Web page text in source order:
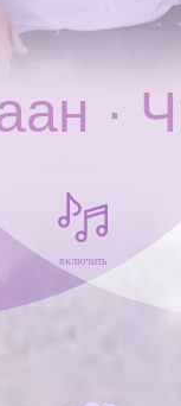
включить
·